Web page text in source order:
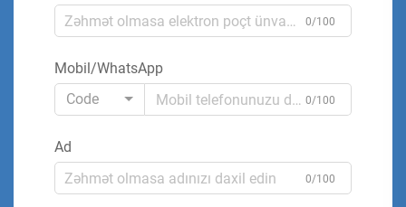
0/100
Mobil/WhatsApp
Code
0/100
Ad
0/100